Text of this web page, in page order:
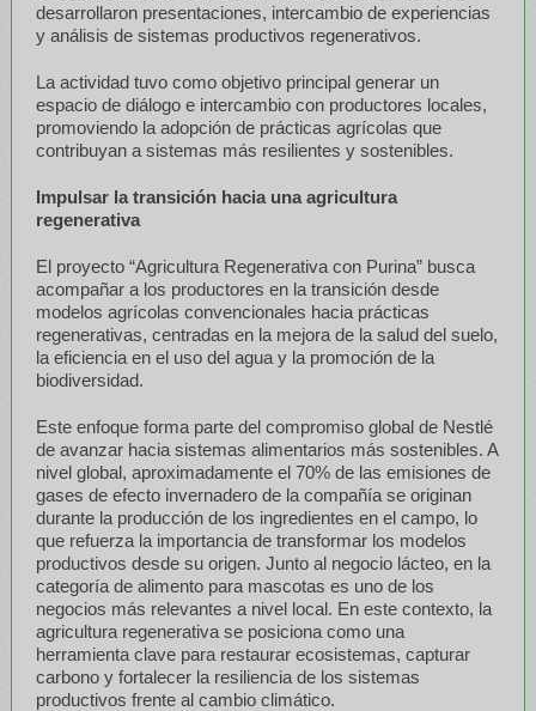
desarrollaron presentaciones, intercambio de experiencias
y análisis de sistemas productivos regenerativos.
La actividad tuvo como objetivo principal generar un
espacio de diálogo e intercambio con productores locales,
promoviendo la adopción de prácticas agrícolas que
contribuyan a sistemas más resilientes y sostenibles.
Impulsar la transición hacia una agricultura
regenerativa
El proyecto “Agricultura Regenerativa con Purina” busca
acompañar a los productores en la transición desde
modelos agrícolas convencionales hacia prácticas
regenerativas, centradas en la mejora de la salud del suelo,
la eficiencia en el uso del agua y la promoción de la
biodiversidad.
Este enfoque forma parte del compromiso global de Nestlé
de avanzar hacia sistemas alimentarios más sostenibles. A
nivel global, aproximadamente el 70% de las emisiones de
gases de efecto invernadero de la compañía se originan
durante la producción de los ingredientes en el campo, lo
que refuerza la importancia de transformar los modelos
productivos desde su origen. Junto al negocio lácteo, en la
categoría de alimento para mascotas es uno de los
negocios más relevantes a nivel local. En este contexto, la
agricultura regenerativa se posiciona como una
herramienta clave para restaurar ecosistemas, capturar
carbono y fortalecer la resiliencia de los sistemas
productivos frente al cambio climático.